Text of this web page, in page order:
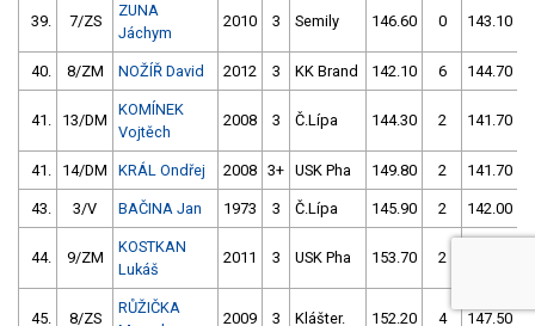
39. 7/ZS
ZUNA
Jáchym
2010 3 Semily 146.60 0 143.10
40. 8/ZM NOŽÍŘ David 2012 3 KK Brand 142.10 6 144.70
41. 13/DM
KOMÍNEK
Vojtěch
2008 3 Č.Lípa 144.30 2 141.70
41. 14/DM KRÁL Ondřej 2008 3+ USK Pha 149.80 2 141.70
43. 3/V BAČINA Jan 1973 3 Č.Lípa 145.90 2 142.00
44. 9/ZM
KOSTKAN
Lukáš
2011 3 USK Pha 153.70 2
45. 8/ZS
RŮŽIČKA
2009 3 Klášter. 152.20 4 147.50